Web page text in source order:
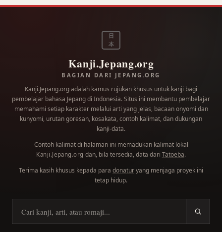
日
本
Kanji.Jepang.org
BAGIAN DARI JEPANG.ORG
Kanji.Jepang.org adalah kamus rujukan khusus untuk kanji bagi
pembelajar bahasa Jepang di Indonesia. Situs ini membantu pembelajar
memahami setiap karakter melalui arti yang jelas, bacaan onyomi dan
kunyomi, urutan goresan, kosakata, contoh kalimat, dan dukungan
kanji-data.
Contoh kalimat di halaman ini memadukan kalimat lokal
Kanji.Jepang.org dan, bila tersedia, data dari Tatoeba.
Terima kasih khusus kepada para donaturyang menjaga proyek ini
tetap hidup.
Cari kanji